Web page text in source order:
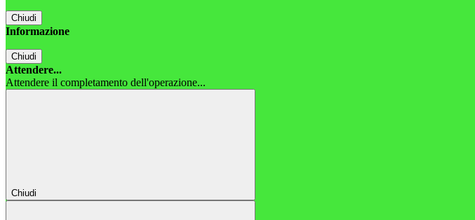
Chiudi
Informazione
Chiudi
Attendere...
Attendere il completamento dell'operazione...
Chiudi